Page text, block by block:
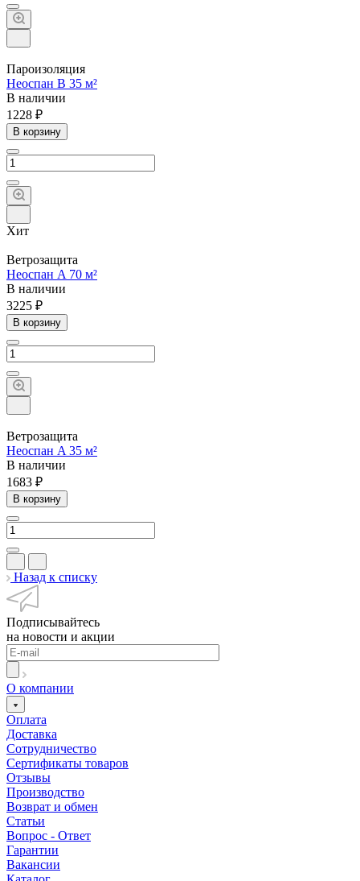
Пароизоляция
Неоспан B 35 м²
В наличии
1228 ₽
В корзину
Хит
Ветрозащита
Неоспан A 70 м²
В наличии
3225 ₽
В корзину
Ветрозащита
Неоспан A 35 м²
В наличии
1683 ₽
В корзину
Назад к списку
Подписывайтесь
на новости и акции
О компании
Оплата
Доставка
Сотрудничество
Сертификаты товаров
Отзывы
Производство
Возврат и обмен
Статьи
Вопрос - Ответ
Гарантии
Вакансии